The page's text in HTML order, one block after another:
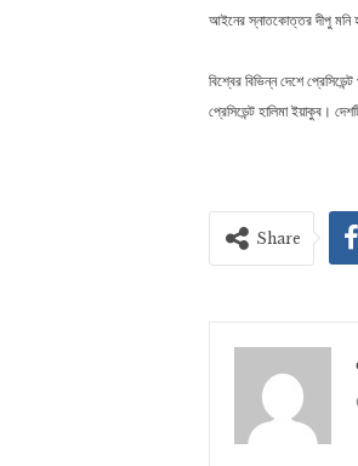
আইনের স্নাতকোত্তর দীপু মনি
বিশ্বের বিভিন্ন দেশে
প্রেসিডেন্ট হালিমা ইয়াকুব।
Share